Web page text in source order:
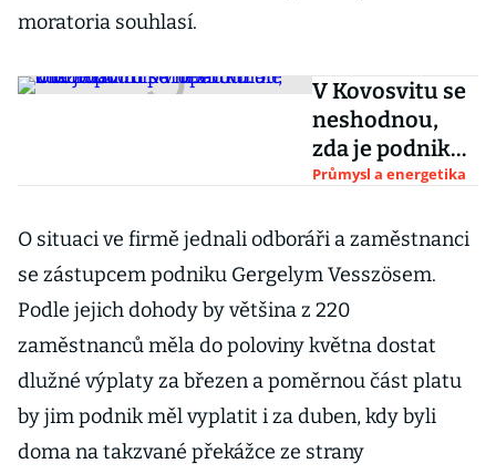
moratoria souhlasí.
V Kovosvitu se
neshodnou,
zda je podnik
v úpadku.
partnerům ale
dluží dál
Průmysl a energetika
O situaci ve firmě jednali odboráři a zaměstnanci
se zástupcem podniku Gergelym Vesszösem.
Podle jejich dohody by většina z 220
zaměstnanců měla do poloviny května dostat
dlužné výplaty za březen a poměrnou část platu
by jim podnik měl vyplatit i za duben, kdy byli
doma na takzvané překážce ze strany